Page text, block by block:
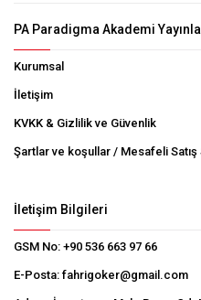
PA Paradigma Akademi
Kurumsal
İletişim
KVKK & Gizlilik ve Güvenlik
Şartlar ve koşullar / Mesafeli
İletişim Bilgileri
GSM No: +90 536 663 97 66
E-Posta: fahrigoker@gmail.com